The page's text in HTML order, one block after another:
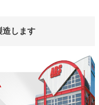
造します